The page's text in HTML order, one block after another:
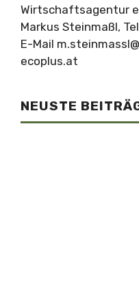
Wirtschaftsagentur
Markus Steinmaßl,
E-Mail m.steinmassl@
ecoplus.at
NEUSTE